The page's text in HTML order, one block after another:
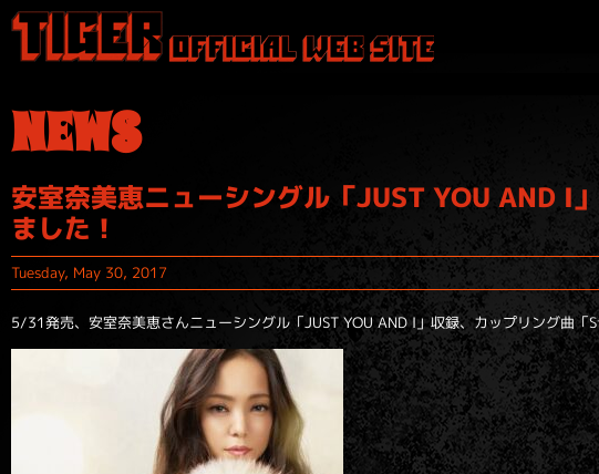
NEWS
安室奈美恵ニューシングル「JUST YOU AND
ました！
Tuesday, May 30, 2017
5/31発売、安室奈美恵さんニューシングル「JUST YOU AND I」収録、カップリング曲「